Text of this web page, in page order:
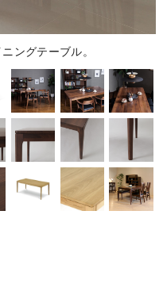
ングテーブル。